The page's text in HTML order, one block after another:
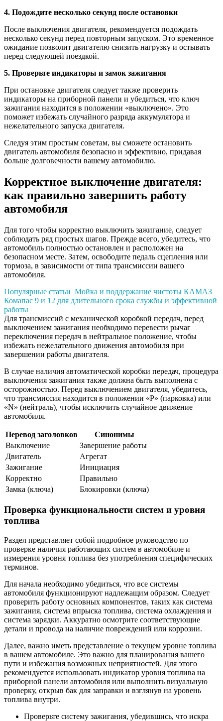
4. Подождите несколько секунд после остановки
После выключения двигателя, рекомендуется подождать
несколько секунд перед повторным запуском. Это временное
ожидание позволит двигателю снизить нагрузку и остывать
перед следующей поездкой.
5. Проверьте индикаторы и замок зажигания
При остановке двигателя следует также проверить
индикаторы на приборной панели и убедиться, что ключ
зажигания находится в положении «выключено». Это
поможет избежать случайного разряда аккумулятора и
нежелательного запуска двигателя.
Следуя этим простым советам, вы сможете остановить
двигатель автомобиля безопасно и эффективно, придавая
больше долговечности вашему автомобилю.
Корректное выключение двигателя:
как правильно завершить работу
автомобиля
Для того чтобы корректно выключить зажигание, следует
соблюдать ряд простых шагов. Прежде всего, убедитесь, что
автомобиль полностью остановлен и расположен на
безопасном месте. Затем, освободите педаль сцепления или
тормоза, в зависимости от типа трансмиссии вашего
автомобиля.
Популярные статьи Мойка и поддержание чистоты КАМАЗ
Комапас 9 и 12 для длительного срока службы и эффективной
работы
Для трансмиссий с механической коробкой передач, перед
выключением зажигания необходимо перевести рычаг
переключения передач в нейтральное положение, чтобы
избежать нежелательного движения автомобиля при
завершении работы двигателя.
В случае наличия автоматической коробки передач, процедура
выключения зажигания также должна быть выполнена с
осторожностью. Перед выключением двигателя, убедитесь,
что трансмиссия находится в положении «P» (парковка) или
«N» (нейтраль), чтобы исключить случайное движение
автомобиля.
Перевод заголовков
Синонимы
Выключение
Завершение работы
Двигатель
Агрегат
Зажигание
Инициация
Корректно
Правильно
Замка (ключа)
Блокировки (ключа)
Проверка функциональности систем и уровня
топлива
Раздел представляет собой подробное руководство по
проверке наличия работающих систем в автомобиле и
измерения уровня топлива без употребления специфических
терминов.
Для начала необходимо убедиться, что все системы
автомобиля функционируют надлежащим образом. Следует
проверить работу основных компонентов, таких как система
зажигания, система впрыска топлива, система охлаждения и
система зарядки. Аккуратно осмотрите соответствующие
детали и провода на наличие повреждений или коррозии.
Далее, важно иметь представление о текущем уровне топлива
в вашем автомобиле. Это важно для планирования вашего
пути и избежания возможных неприятностей. Для этого
рекомендуется использовать индикатор уровня топлива на
приборной панели автомобиля или выполнить визуальную
проверку, открыв бак для заправки и взглянув на уровень
топлива внутри.
Проверьте систему зажигания, убедившись, что искра